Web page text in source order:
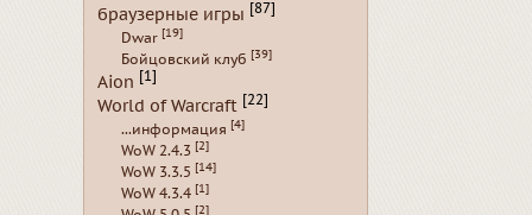
браузерные игры [87]
Dwar [19]
Бойцовский клуб [39]
Aion [1]
World of Warcraft [22]
...информация [4]
WoW 2.4.3 [2]
WoW 3.3.5 [14]
WoW 4.3.4 [1]
[2]